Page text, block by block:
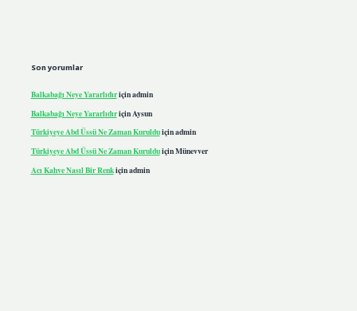
Son yorumlar
Balkabağı Neye Yararlıdıriçinadmin
Balkabağı Neye Yararlıdıriçin Aysun
Türkiyeye Abd Üssü Ne Zaman Kurulduiçinadmin
Türkiyeye Abd Üssü Ne Zaman KurulduiçinMünevver
Acı Kahve Nasıl Bir Renkiçinadmin